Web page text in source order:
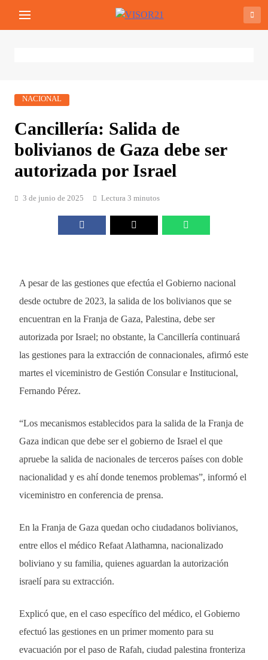
VISOR21
Periodismo Y Libertad
NACIONAL
Cancillería: Salida de
bolivianos de Gaza debe ser
autorizada por Israel
3 de junio de 2025 Lectura 3 minutos
A pesar de las gestiones que efectúa el Gobierno nacional
desde octubre de 2023, la salida de los bolivianos que se
encuentran en la Franja de Gaza, Palestina, debe ser
autorizada por Israel; no obstante, la Cancillería continuará
las gestiones para la extracción de connacionales, afirmó este
martes el viceministro de Gestión Consular e Institucional,
Fernando Pérez.
“Los mecanismos establecidos para la salida de la Franja de
Gaza indican que debe ser el gobierno de Israel el que
apruebe la salida de nacionales de terceros países con doble
nacionalidad y es ahí donde tenemos problemas”, informó el
viceministro en conferencia de prensa.
En la Franja de Gaza quedan ocho ciudadanos bolivianos,
entre ellos el médico Refaat Alathamna, nacionalizado
boliviano y su familia, quienes aguardan la autorización
israelí para su extracción.
Explicó que, en el caso específico del médico, el Gobierno
efectuó las gestiones en un primer momento para su
evacuación por el paso de Rafah, ciudad palestina fronteriza